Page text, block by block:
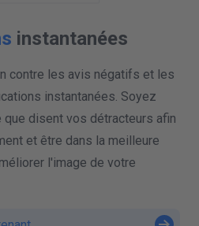
instantanées
contre les avis négatifs et les
instantanées. Soyez
que disent vos détracteurs afin
et être dans la meilleure
l'image de votre